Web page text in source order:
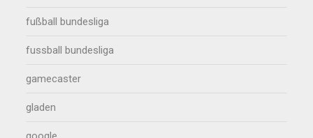
fußball bundesliga
fussball bundesliga
gamecaster
gladen